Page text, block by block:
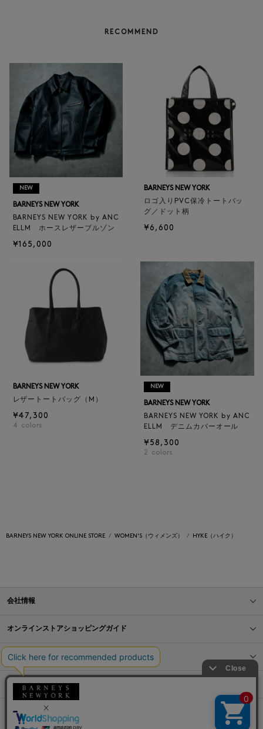
RECOMMEND
NEW
BARNEYS NEW YORK
BARNEYS NEW YORK by ANC
ELLM ホースレザーブルゾン
¥165,000
BARNEYS NEW YORK
ロゴ入りPVC保冷トートバッ
グ／ドット柄
¥6,600
BARNEYS NEW YORK
レザートートバッグ（M）
¥47,300
4 colors
NEW
BARNEYS NEW YORK
BARNEYS NEW YORK by ANC
ELLM デニムカバーオール
¥58,300
2 colors
BARNEYS NEW YORK ONLINE STORE WOMEN'S（ウィメンズ） HYKE（ハイク）
会社情報
オンラインストアショッピングガイド
店舗情報
サービス